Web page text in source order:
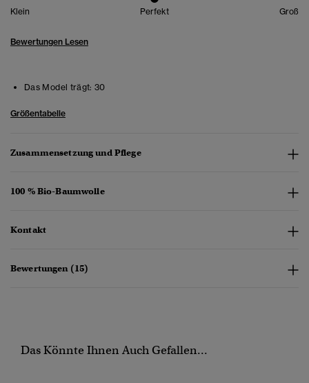
Klein Perfekt Groß
Bewertungen Lesen
Das Model trägt: 30
Größentabelle
Zusammensetzung und Pflege
100 % Bio-Baumwolle
Kontakt
Bewertungen (15)
Das Könnte Ihnen Auch Gefallen...